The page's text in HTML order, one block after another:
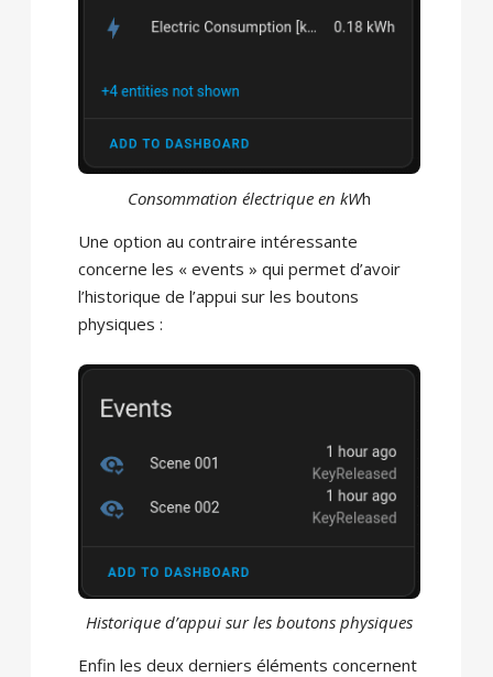
Consommation électrique en kWh
Une option au contraire intéressante
concerne les « events » qui permet d’avoir
l’historique de l’appui sur les boutons
physiques :
Historique d’appui sur les boutons physiques
Enfin les deux derniers éléments concernent